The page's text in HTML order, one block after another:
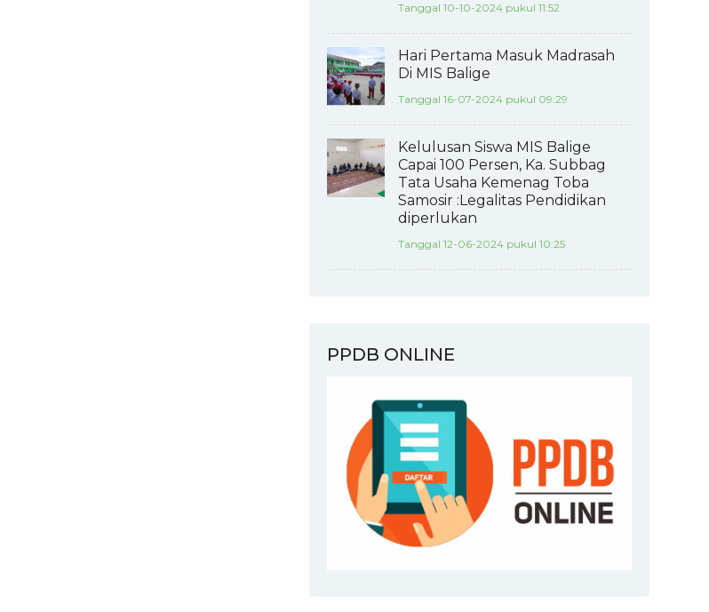
Tanggal 10-10-2024 pukul 11:52
Hari Pertama Masuk Madrasah
Di MIS Balige
Tanggal 16-07-2024 pukul 09:29
Kelulusan Siswa MIS Balige
Capai 100 Persen, Ka. Subbag
Tata Usaha Kemenag Toba
Samosir :Legalitas Pendidikan
diperlukan
Tanggal 12-06-2024 pukul 10:25
PPDB ONLINE